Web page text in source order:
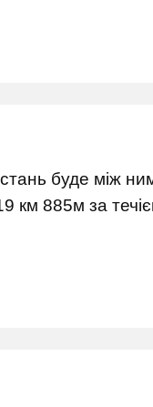
буде між
км 885м за